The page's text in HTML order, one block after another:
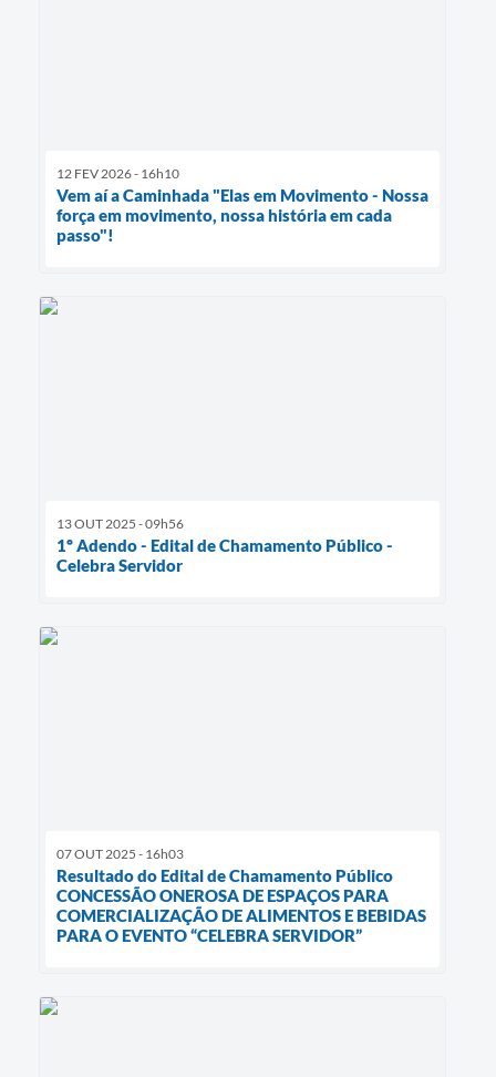
12 FEV 2026 - 16h10
Vem aí a Caminhada "Elas em Movimento - Nossa
força em movimento, nossa história em cada
passo"!
13 OUT 2025 - 09h56
1º Adendo - Edital de Chamamento Público -
Celebra Servidor
07 OUT 2025 - 16h03
Resultado do Edital de Chamamento Público
CONCESSÃO ONEROSA DE ESPAÇOS PARA
COMERCIALIZAÇÃO DE ALIMENTOS E BEBIDAS
PARA O EVENTO “CELEBRA SERVIDOR”